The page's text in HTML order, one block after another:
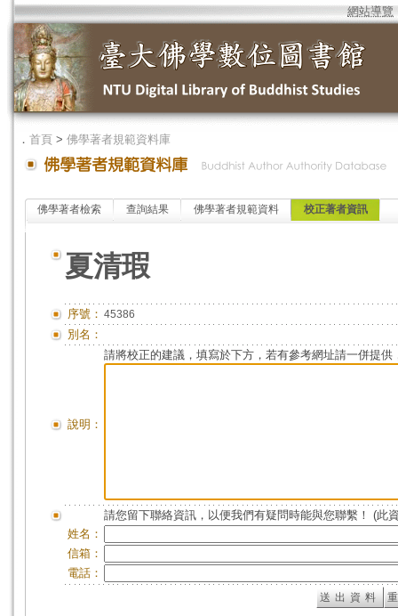
網站導覽
． 首頁 > 佛學著者規範資料庫
佛學著者檢索 查詢結果 佛學著者規範資料 校正著者資訊
夏清瑕
序號： 45386
別名：
說明：
請將校正的建議，填寫於下方，若有參考網址請一併提供
請您留下聯絡資訊，以便我們有疑問時能與您聯繫！ (此
姓名：
信箱：
電話：